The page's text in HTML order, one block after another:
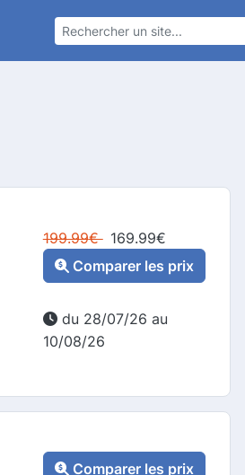
199.99€ 169.99€
Comparer les prix
du 28/07/26 au
10/08/26
Comparer les prix